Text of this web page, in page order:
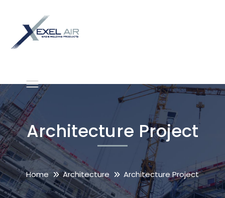
Architecture Project
Home Architecture Architecture Project